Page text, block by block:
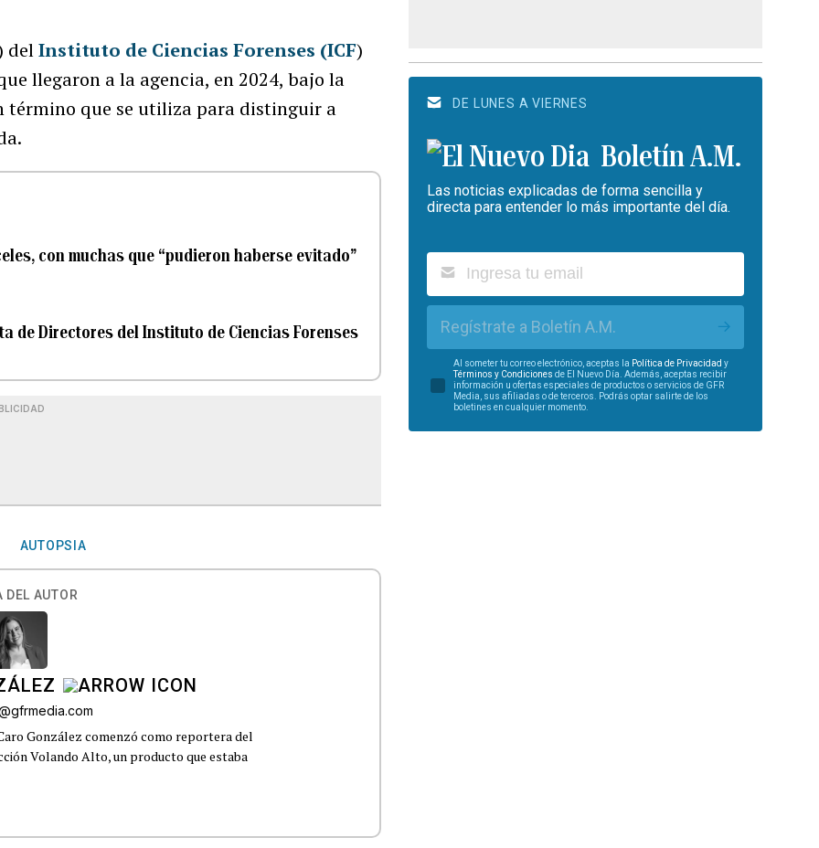
delInstituto de Ciencias Forenses (ICF)
llegaron a la agencia, en 2024, bajo la
término que se utiliza para distinguir a
con muchas que “pudieron haberse evitado”
de Directores del Instituto de Ciencias Forenses
AUTOPSIA
DEL AUTOR
González comenzó como reportera del
Volando Alto, un producto que estaba
DE LUNES A VIERNES
Boletín A.M.
Las noticias explicadas de forma sencilla y
directa para entender lo más importante del día.
Regístrate a Boletín A.M.
Al someter tu correo electrónico, aceptas la Política de Privacidad y
Términos y Condiciones de El Nuevo Día. Además, aceptas recibir
información u ofertas especiales de productos o servicios de GFR
Media, sus afiliadas o de terceros. Podrás optar salirte de los
boletines en cualquier momento.